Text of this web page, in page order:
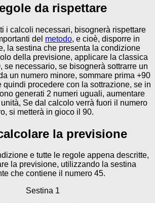
da rispettare
i calcoli necessari, bisognerà rispettare
del metodo, e cioè, disporre in
la sestina che presenta la condizione
della previsione, applicare la classica
se necessario, se bisognerà sottrarre un
un numero minore, sommare prima +90
quindi procedere con la sottrazione, se in
generati 2 numeri uguali, aumentare
Se dal calcolo verrà fuori il numero
si metterà in gioco il 90.
la previsione
e tutte le regole appena descritte,
la previsione, utilizzando la sestina
che contiene il numero 45.
Sestina 1